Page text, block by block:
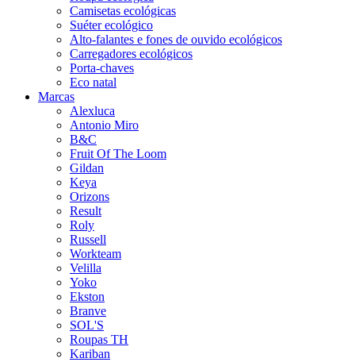
Camisetas ecológicas
Suéter ecológico
Alto-falantes e fones de ouvido ecológicos
Carregadores ecológicos
Porta-chaves
Eco natal
Marcas
Alexluca
Antonio Miro
B&C
Fruit Of The Loom
Gildan
Keya
Orizons
Result
Roly
Russell
Workteam
Velilla
Yoko
Ekston
Branve
SOL'S
Roupas TH
Kariban